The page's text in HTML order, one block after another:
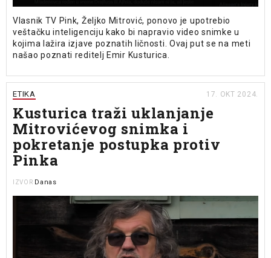
Vlasnik TV Pink, Željko Mitrović, ponovo je upotrebio
veštačku inteligenciju kako bi napravio video snimke u
kojima lažira izjave poznatih ličnosti. Ovaj put se na meti
našao poznati reditelj Emir Kusturica.
ETIKA 17. OKT 2024.
Kusturica traži uklanjanje
Mitrovićevog snimka i
pokretanje postupka protiv
Pinka
IZVOR Danas